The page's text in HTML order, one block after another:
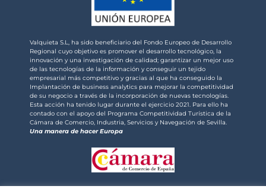
Valquieta S.L, ha sido beneficiario del Fondo Europeo de Desarrollo
Regional cuyo objetivo es promover el desarrollo tecnológico, la
innovación y una investigación de calidad; garantizar un mejor uso
de las tecnologías de la información y conseguir un tejido
empresarial más competitivo y gracias al que ha conseguido la
Implantación de business analytics para mejorar la competitividad
de su negocio a través de la incorporación de nuevas tecnologías.
Esta acción ha tenido lugar durante el ejercicio 2021. Para ello ha
contado con el apoyo del Programa Competitividad Turística de la
Cámara de Comercio, Industria, Servicios y Navegación de Sevilla.
Una manera de hacer Europa